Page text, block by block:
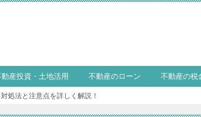
動産投資・土地活用 不動産のローン 不動産の税
処法と注意点を詳しく解説！